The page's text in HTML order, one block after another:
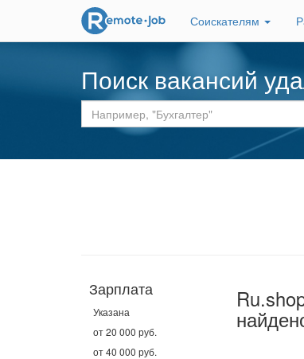
Соискателям
Поиск вакансий
Зарплата
Указана
от 20 000 руб.
от 40 000 руб.